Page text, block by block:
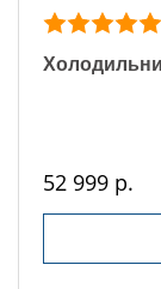
52 999 р.